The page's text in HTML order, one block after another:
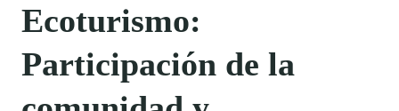
Ecoturismo:
Participación de la